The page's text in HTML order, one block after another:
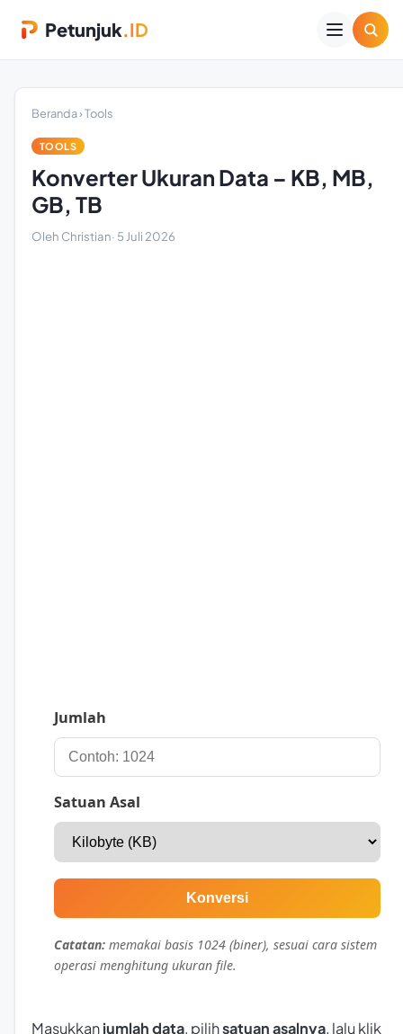
Petunjuk.ID
Beranda›Tools
TOOLS
Konverter Ukuran Data – KB, MB,
GB, TB
Oleh Christian· 5 Juli 2026
Jumlah
Satuan Asal
Konversi
Catatan: memakai basis 1024 (biner), sesuai cara sistem
operasi menghitung ukuran file.
Masukkanjumlah data, pilihsatuan asalnya, lalu klik